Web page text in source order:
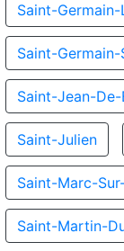
Saint-
Saint-
Saint-Jean-
Saint-Julien
Saint-Marc-
Saint-Martin-